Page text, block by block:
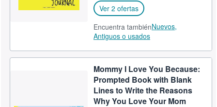
Ver 2 ofertas
Encuentra tambiénNuevos,
Antiguos o usados
Mommy I Love You Because:
Prompted Book with Blank
Lines to Write the Reasons
Why You Love Your Mom